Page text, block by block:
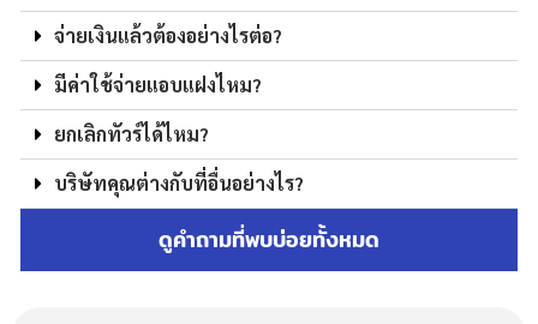
จ่ายเงินแล้วต้องอย่างไรต่อ?
มีค่าใช้จ่ายแอบแฝงไหม?
ยกเลิกทัวร์ได้ไหม?
บริษัทคุณต่างกับที่อื่นอย่างไร?
ดูคำถามที่พบบ่อยทั้งหมด